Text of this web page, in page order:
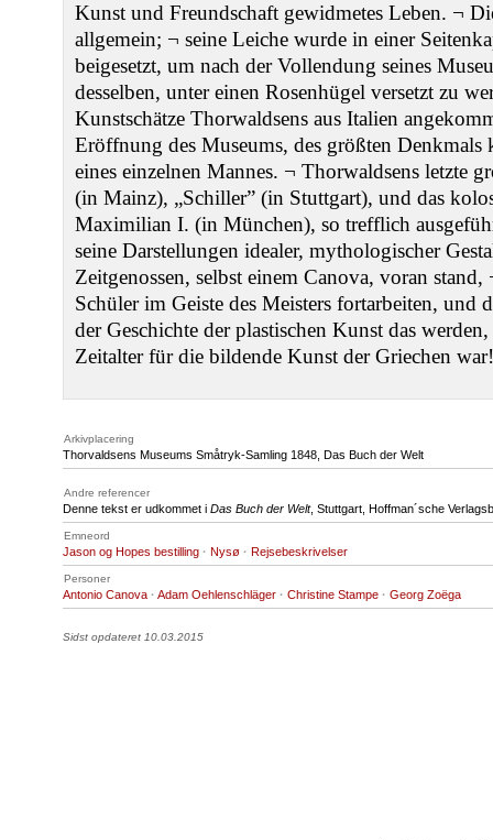
Kunst und Freundschaft gewidmetes Leben. ¬
allgemein; ¬ seine Leiche wurde in einer
beigesetzt, um nach der Vollendung seines
desselben, unter einen Rosenhügel versetzt zu
Kunstschätze Thorwaldsens aus Italien
Eröffnung des Museums, des größten Denkmals
eines einzelnen Mannes. ¬ Thorwaldsens letzte
(in Mainz), „Schiller” (in Stuttgart), und das
Maximilian I. (in München), so trefflich
seine Darstellungen idealer, mythologischer
Zeitgenossen, selbst einem Canova, voran
Schüler im Geiste des Meisters fortarbeiten, und
der Geschichte der plastischen Kunst das
Zeitalter für die bildende Kunst der Griechen war!
Arkivplacering
Thorvaldsens Museums Småtryk-Samling 1848, Das Buch der Welt
Andre referencer
Denne tekst er udkommet i Das Buch der Welt, Stuttgart, Hoffman´sche
Emneord
Jason og Hopes bestilling · Nysø · Rejsebeskrivelser
Personer
Antonio Canova · Adam Oehlenschläger · Christine Stampe · Georg Zoëga
Sidst opdateret 10.03.2015